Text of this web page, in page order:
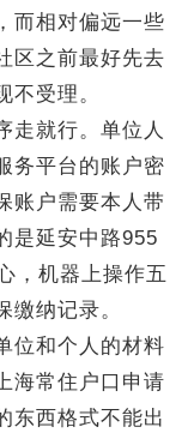
而相对偏远一些
区之前最好先去
受理。
就行。单位人
务平台的账户密
账户需要本人带
是延安中路955
，机器上操作五
纳记录。
和个人的材料
海常住户口申请
东西格式不能出